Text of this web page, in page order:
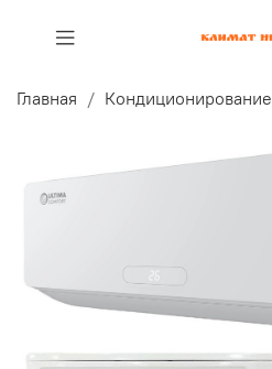
Главная Кондиционирование